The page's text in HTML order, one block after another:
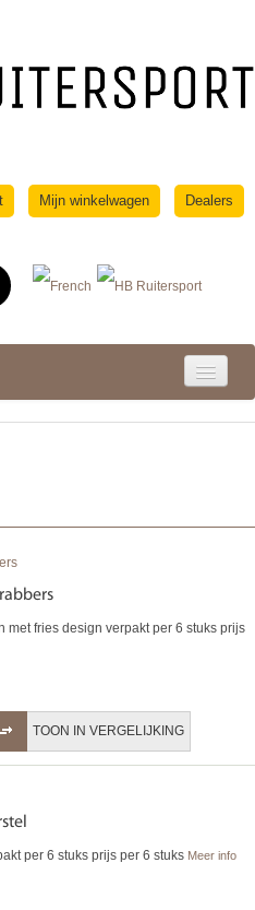
Mijn winkelwagen Dealers
met fries design verpakt per 6 stuks prijs
TOON IN VERGELIJKING
per 6 stuks prijs per 6 stuks Meer info